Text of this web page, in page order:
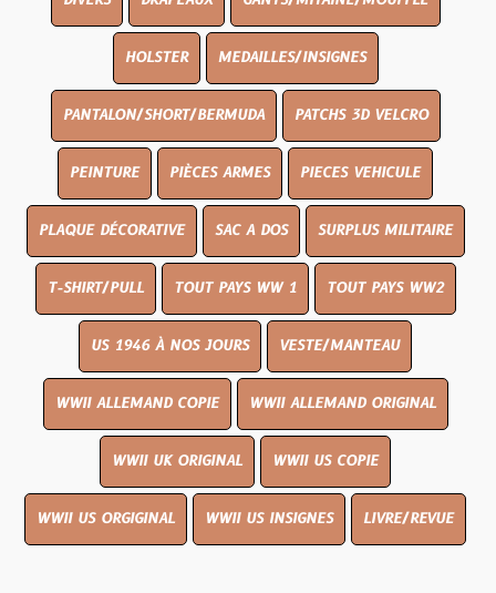
HOLSTER MEDAILLES/INSIGNES
PANTALON/SHORT/BERMUDA PATCHS 3D VELCRO
PEINTURE PIÈCES ARMES PIECES VEHICULE
PLAQUE DÉCORATIVE SAC A DOS SURPLUS MILITAIRE
T-SHIRT/PULL TOUT PAYS WW 1 TOUT PAYS WW2
US 1946 À NOS JOURS VESTE/MANTEAU
WWII ALLEMAND COPIE WWII ALLEMAND ORIGINAL
WWII UK ORIGINAL WWII US COPIE
WWII US ORGIGINAL WWII US INSIGNES LIVRE/REVUE